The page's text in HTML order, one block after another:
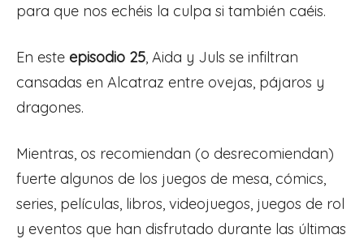
para que nos echéis la culpa si también caéis.
En este episodio 25, Aida y Juls se infiltran
cansadas en Alcatraz entre ovejas, pájaros y
dragones.
Mientras, os recomiendan (o desrecomiendan)
fuerte algunos de los juegos de mesa, cómics,
series, películas, libros, videojuegos, juegos de rol
y eventos que han disfrutado durante las últimas